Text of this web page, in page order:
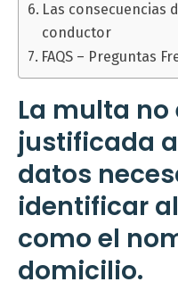
Las consecuencias
conductor
FAQS – Preguntas
La multa no
justificada
datos
identificar
como el
domicilio.